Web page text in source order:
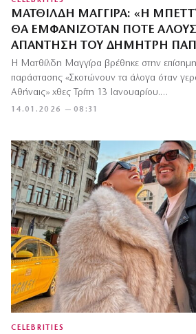
ΜΑΤΘΊΛΔΗ ΜΑΓΓΊΡΑ: «Η
ΘΑ ΕΜΦΑΝΙΖΌΤΑΝ ΠΟΤΈ
ΑΠΆΝΤΗΣΗ ΤΟΥ ΔΗΜΉΤΡΗ
14.01.2026 — 08:31
Η Ματθίλδη Μαγγίρα βρέθηκε στην
παράστασης «Σκοτώνουν τα άλογα όταν
Αθήναις» χθες Τρίτη 13 Ιανουαρίου.…
CELEBRITIES